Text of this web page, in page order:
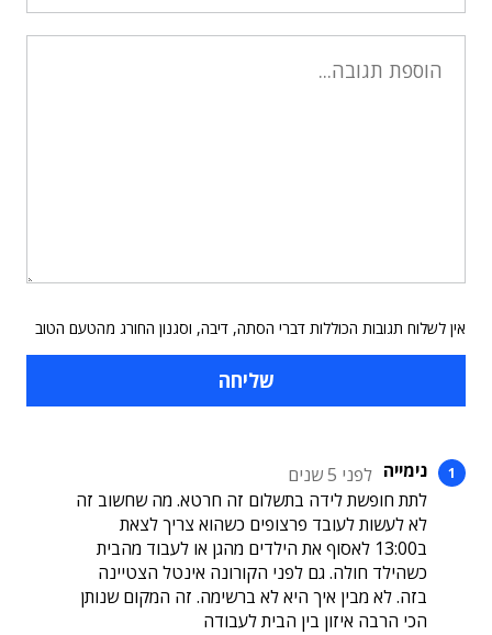
אין לשלוח תגובות הכוללות דברי הסתה, דיבה, וסגנון החורג מהטעם הטוב
נימייה לפני 5 שנים
לתת חופשת לידה בתשלום זה חרטא. מה שחשוב זה
לא לעשות לעובד פרצופים כשהוא צריך לצאת
ב13:00 לאסוף את הילדים מהגן או לעבוד מהבית
כשהילד חולה. גם לפני הקורונה אינטל הצטיינה
בזה. לא מבין איך היא לא ברשימה. זה המקום שנותן
הכי הרבה איזון בין הבית לעבודה